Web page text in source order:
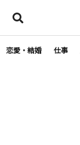
恋愛・結婚 仕事